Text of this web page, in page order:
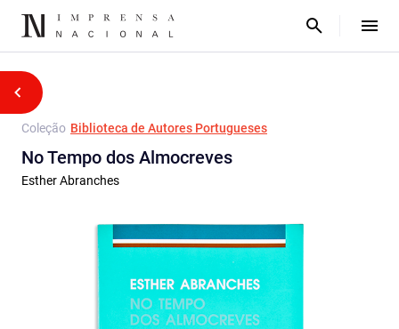
Coleção Biblioteca de Autores Portugueses
No Tempo dos Almocreves
Esther Abranches